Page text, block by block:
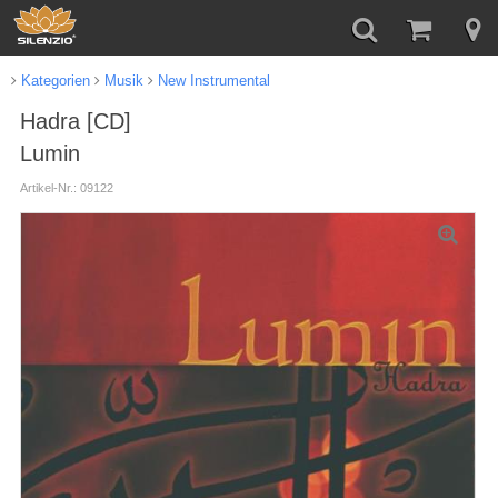
Kategorien Musik New Instrumental
Hadra [CD]
Lumin
Artikel-Nr.: 09122